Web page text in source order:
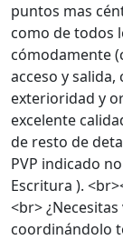
puntos mas
como de todos
cómodamente
acceso y salida,
exterioridad y
excelente
de resto de
PVP indicado
Escritura ).
<br>
coordinándolo